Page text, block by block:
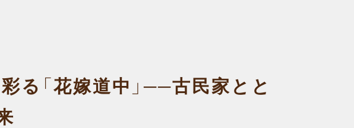
る「花嫁道中」──古民家とと